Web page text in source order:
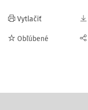
Vytlačiť
Obľúbené